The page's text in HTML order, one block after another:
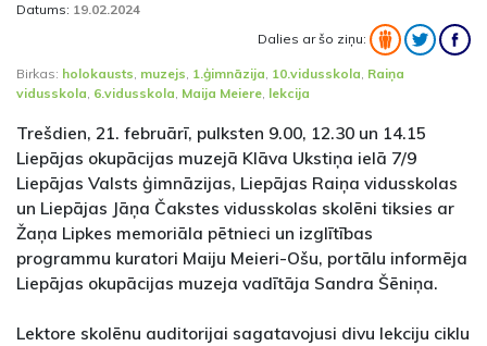
Datums: 19.02.2024
Dalies ar šo ziņu:
Birkas: holokausts, muzejs, 1.ģimnāzija, 10.vidusskola, Raiņa
vidusskola, 6.vidusskola, Maija Meiere, lekcija
Trešdien, 21. februārī, pulksten 9.00, 12.30 un 14.15
Liepājas okupācijas muzejā Klāva Ukstiņa ielā 7/9
Liepājas Valsts ģimnāzijas, Liepājas Raiņa vidusskolas
un Liepājas Jāņa Čakstes vidusskolas skolēni tiksies ar
Žaņa Lipkes memoriāla pētnieci un izglītības
programmu kuratori Maiju Meieri-Ošu, portālu informēja
Liepājas okupācijas muzeja vadītāja Sandra Šēniņa.
Lektore skolēnu auditorijai sagatavojusi divu lekciju ciklu